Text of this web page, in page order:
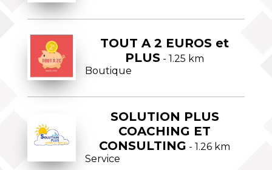
TOUT A 2 EUROS et
PLUS - 1.25 km
Boutique
SOLUTION PLUS
COACHING ET
CONSULTING - 1.26 km
Service